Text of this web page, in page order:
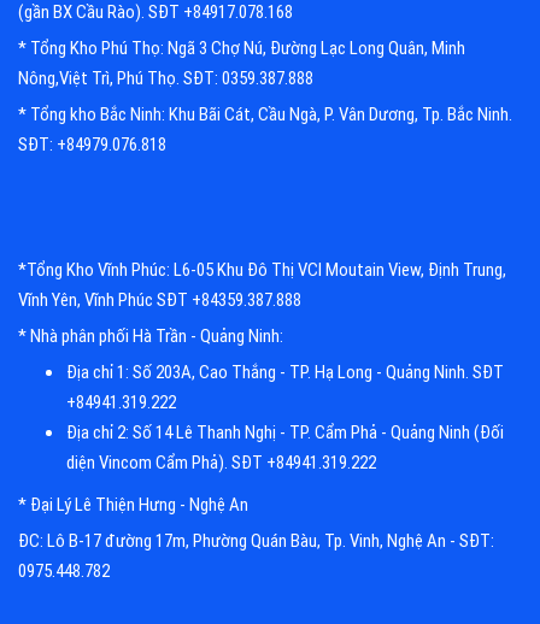
(gần BX Cầu Rào). SĐT +84917.078.168
* Tổng Kho Phú Thọ: Ngã 3 Chợ Nú, Đường Lạc Long Quân, Minh
Nông,Việt Trì, Phú Thọ. SĐT: 0359.387.888
* Tổng kho Bắc Ninh: Khu Bãi Cát, Cầu Ngà, P. Vân Dương, Tp. Bắc Ninh.
SĐT: +84979.076.818
*Tổng Kho Vĩnh Phúc: L6-05 Khu Đô Thị VCI Moutain View, Định Trung,
Vĩnh Yên, Vĩnh Phúc SĐT +84359.387.888
* Nhà phân phối Hà Trần - Quảng Ninh:
Địa chỉ 1: Số 203A, Cao Thắng - TP. Hạ Long - Quảng Ninh. SĐT
+84941.319.222
Địa chỉ 2: Số 14 Lê Thanh Nghị - TP. Cẩm Phả - Quảng Ninh (Đối
diện Vincom Cẩm Phả). SĐT +84941.319.222
* Đại Lý Lê Thiện Hưng - Nghệ An
ĐC: Lô B-17 đường 17m, Phường Quán Bàu, Tp. Vinh, Nghệ An - SĐT:
0975.448.782